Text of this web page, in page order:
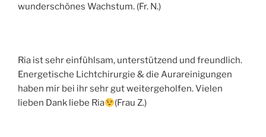
wunderschönes Wachstum. (Fr. N.)
Ria ist sehr einfühlsam, unterstützend und freundlich.
Energetische Lichtchirurgie & die Aurareinigungen
haben mir bei ihr sehr gut weitergeholfen. Vielen
lieben Dank liebe Ria
(Frau Z.)